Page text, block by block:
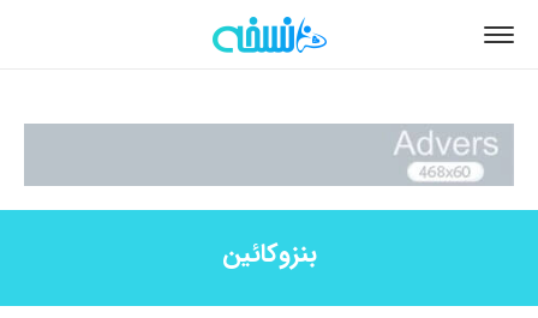
بنزوکائین